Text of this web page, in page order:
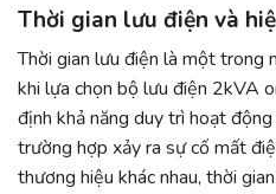
Thời gian lưu điện và
Thời gian lưu điện là một trong
khi lựa chọn bộ lưu điện 2kVA
định khả năng duy trì hoạt
trường hợp xảy ra sự cố mất
thương hiệu khác nhau, thời